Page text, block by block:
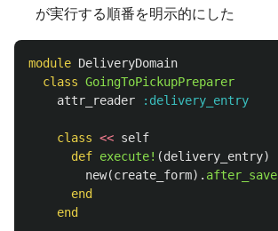
が実行する順番を明示的にした
module DeliveryDomain
class GoingToPickupPreparer
attr_reader
:delivery_entry
class << self
def execute! (delivery_entry)
new(create_form). after_save
end
end